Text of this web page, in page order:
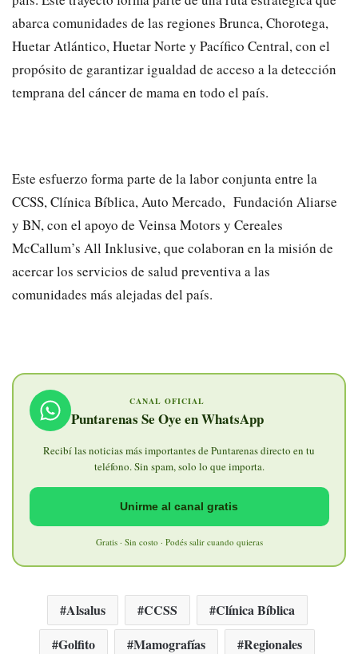
abarca comunidades de las regiones Brunca, Chorotega,
Huetar Atlántico, Huetar Norte y Pacífico Central, con el
propósito de garantizar igualdad de acceso a la detección
temprana del cáncer de mama en todo el país.
Este esfuerzo forma parte de la labor conjunta entre la
CCSS, Clínica Bíblica, Auto Mercado, Fundación Aliarse
y BN, con el apoyo de Veinsa Motors y Cereales
McCallum’s All Inklusive, que colaboran en la misión de
acercar los servicios de salud preventiva a las
comunidades más alejadas del país.
CANAL OFICIAL
Puntarenas Se Oye en WhatsApp
Recibí las noticias más importantes de Puntarenas directo en tu
teléfono. Sin spam, solo lo que importa.
Unirme al canal gratis
Gratis · Sin costo · Podés salir cuando quieras
Alsalus CCSS
Clínica Bíblica
Golfito
Mamografías Regionales